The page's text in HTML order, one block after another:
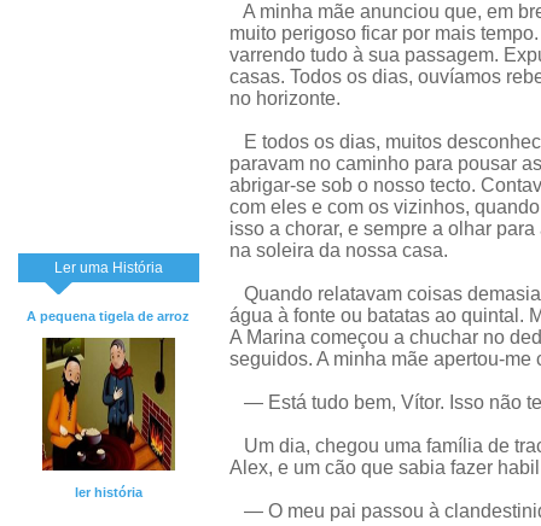
Ler uma História
A pequena tigela de arroz
ler história
A minha mãe anunciou que, em
muito perigoso ficar por mais
varrendo tudo à sua passagem.
casas. Todos os dias, ouvíamos
no horizonte.
E todos os dias, muitos
paravam no caminho para pousar
abrigar-se sob o nosso tecto.
com eles e com os vizinhos,
isso a chorar, e sempre a olhar
na soleira da nossa casa.
Quando relatavam coisas
água à fonte ou batatas ao quintal.
A Marina começou a chuchar no
seguidos. A minha mãe apertou-me
— Está tudo bem, Vítor. Isso não
Um dia, chegou uma família de
Alex, e um cão que sabia fazer
— O meu pai passou à